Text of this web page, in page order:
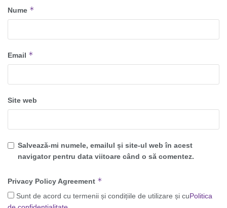
Nume *
Email *
Site web
Salvează-mi numele, emailul și site-ul web în acest
navigator pentru data viitoare când o să comentez.
Privacy Policy Agreement *
Sunt de acord cu termenii și condițiile de utilizare și cuPolitica